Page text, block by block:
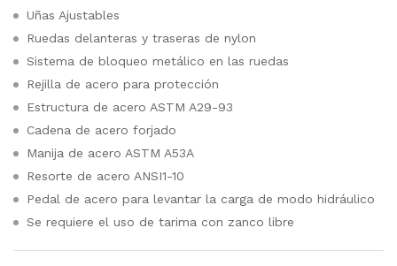
Uñas Ajustables
Ruedas delanteras y traseras de nylon
Sistema de bloqueo metálico en las ruedas
Rejilla de acero para protección
Estructura de acero ASTM A29-93
Cadena de acero forjado
Manija de acero ASTM A53A
Resorte de acero ANSI1-10
Pedal de acero para levantar la carga de modo hidráulico
Se requiere el uso de tarima con zanco libre